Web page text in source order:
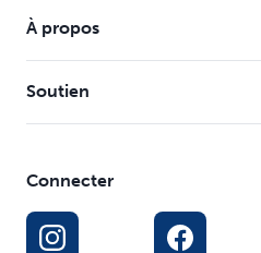
À propos
Soutien
Connecter